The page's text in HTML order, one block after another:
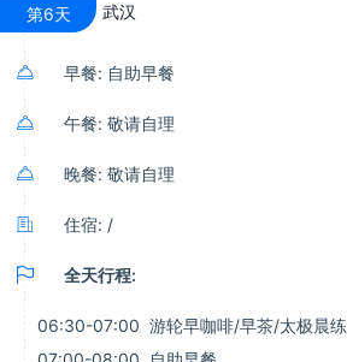
第6天 武汉
 早餐: 自助早餐
 午餐: 敬请自理
 晚餐: 敬请自理
 住宿: /
 全天行程:
06:30-07:00 游轮早咖啡/早茶/太极晨练